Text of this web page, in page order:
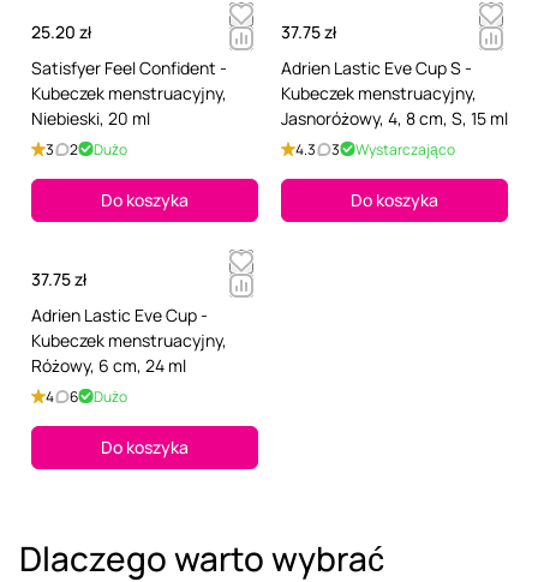
25.20 zł
Satisfyer Feel Confident -
Kubeczek menstruacyjny,
Niebieski, 20 ml
3 2 Dużo
Do koszyka
37.75 zł
Adrien Lastic Eve Cup S -
Kubeczek menstruacyjny,
Jasnoróżowy, 4, 8 cm, S, 15 ml
4.3 3 Wystarczająco
Do koszyka
37.75 zł
Adrien Lastic Eve Cup -
Kubeczek menstruacyjny,
Różowy, 6 cm, 24 ml
4 6 Dużo
Do koszyka
Dlaczego warto wybrać